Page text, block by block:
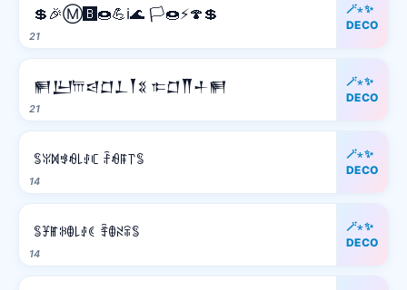
21
💲🎉Ⓜ️🅱️🍩💪ℹ️🌊 🏳️🍩⚡️🍄💲
🪄⋆✨
DECO
21
𒂍𒌨𐎠𒁀𒆸𒁇𒐕𒐏 𐎣𒆸𒐖𒈦𒂍
🪄⋆✨
DECO
14
ꌚꐟꁒꃃꆂ꒒ꂑꏸ ꄘꆂꁹ꓅ꌚ
🪄⋆✨
DECO
14
ꌚꐞꂵꋰꂦ꒒ꂑꀯ ꄞꂦꋊꋖꌚ
🪄⋆✨
DECO